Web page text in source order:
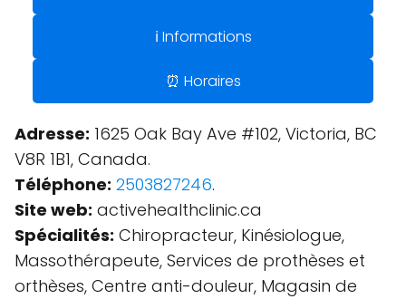
ℹ️ Informations
⏰ Horaires
Adresse: 1625 Oak Bay Ave #102, Victoria, BC
V8R 1B1, Canada.
Téléphone: 2503827246.
Site web: activehealthclinic.ca
Spécialités: Chiropracteur, Kinésiologue,
Massothérapeute, Services de prothèses et
orthèses, Centre anti-douleur, Magasin de